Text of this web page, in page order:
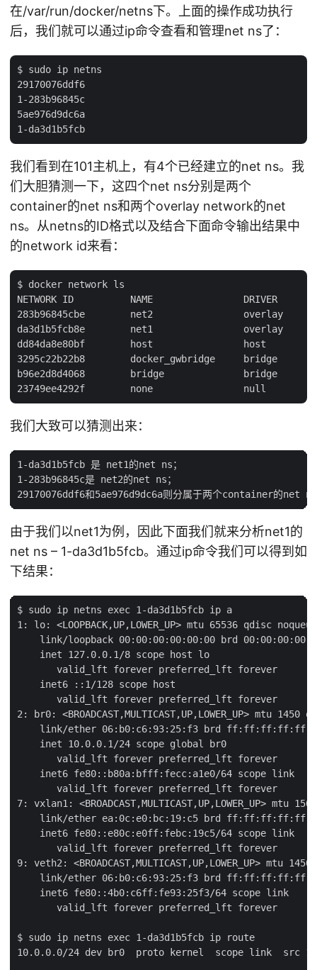
在/var/run/docker/netns下。上面的操作成功执行
后，我们就可以通过ip命令查看和管理net ns了：
$ sudo ip netns
29170076ddf6
1-283b96845c
5ae976d9dc6a
我们看到在101主机上，有4个已经建立的net ns。我
们大胆猜测一下，这四个net ns分别是两个
container的net ns和两个overlay network的net
ns。从netns的ID格式以及结合下面命令输出结果中
的network id来看：
$ docker network ls
NETWORK ID          NAME                DRIVER
283b96845cbe        net2                overlay
da3d1b5fcb8e        net1                overlay
dd84da8e80bf        host                host
3295c22b22b8        docker_gwbridge     bridge
b96e2d8d4068        bridge              bridge
我们大致可以猜测出来：
1-da3d1b5fcb 是 net1的net ns；
1-283b96845c是 net2的net ns；
由于我们以net1为例，因此下面我们就来分析net1的
net ns – 1-da3d1b5fcb。通过ip命令我们可以得到如
下结果：
$ sudo ip netns exec 1-da3d1b5fcb ip a
1: lo: <LOOPBACK,UP,LOWER_UP> mtu 65536 qdisc noqueue
link/loopback 00:00:00:00:00:00 brd
    inet 127.0.0.1/8 scope host lo
       valid_lft forever preferred_lft forever
    inet6 ::1/128 scope host
       valid_lft forever preferred_lft forever
2: br0: <BROADCAST,MULTICAST,UP,LOWER_UP> mtu
link/ether 06:b0:c6:93:25:f3 brd
    inet 10.0.0.1/24 scope global br0
       valid_lft forever preferred_lft forever
    inet6 fe80::b80a:bfff:fecc:a1e0/64 scope link
       valid_lft forever preferred_lft forever
7: vxlan1: <BROADCAST,MULTICAST,UP,LOWER_UP> mtu
link/ether ea:0c:e0:bc:19:c5 brd
    inet6 fe80::e80c:e0ff:febc:19c5/64 scope link
       valid_lft forever preferred_lft forever
9: veth2: <BROADCAST,MULTICAST,UP,LOWER_UP> mtu
link/ether 06:b0:c6:93:25:f3 brd
    inet6 fe80::4b0:c6ff:fe93:25f3/64 scope link
       valid_lft forever preferred_lft forever
$ sudo ip netns exec 1-da3d1b5fcb ip route
10.0.0.0/24 dev br0  proto kernel  scope link  src